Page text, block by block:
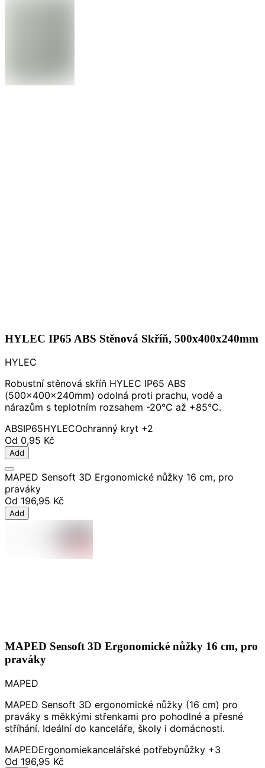
HYLEC IP65 ABS Stěnová Skříň, 500x400x240mm
HYLEC
Robustní stěnová skříň HYLEC IP65 ABS
(500x400x240mm) odolná proti prachu, vodě a
nárazům s teplotním rozsahem -20°C až +85°C.
ABSIP65HYLECOchranný kryt +2
Od 0,95 Kč
Add
MAPED Sensoft 3D Ergonomické nůžky 16 cm, pro
praváky
Od 196,95 Kč
Add
MAPED Sensoft 3D Ergonomické nůžky 16 cm, pro
praváky
MAPED
MAPED Sensoft 3D ergonomické nůžky (16 cm) pro
praváky s měkkými střenkami pro pohodlné a přesné
stříhání. Ideální do kanceláře, školy i domácnosti.
MAPEDErgonomiekancelářské potřebynůžky +3
Od 196,95 Kč